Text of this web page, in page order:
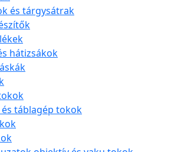
és tárgysátrak
hátizsákok
táblagép tokok